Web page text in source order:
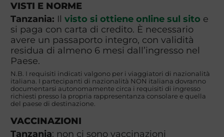
VISTI E NORME
Tanzania: Il visto si ottiene online sul sito e
si paga con carta di credito. È necessario
avere un passaporto integro, con validità
residua di almeno 6 mesi dall’ingresso nel
Paese.
N.B. I requisiti indicati valgono per i viaggiatori di nazionalità
italiana. I partecipanti di nazionalità NON italiana dovranno
documentarsi autonomamente circa i requisiti di ingresso
richiesti presso la propria rappresentanza consolare e quella
del paese di destinazione.
VACCINAZIONI
Tanzania: non ci sono vaccinazioni